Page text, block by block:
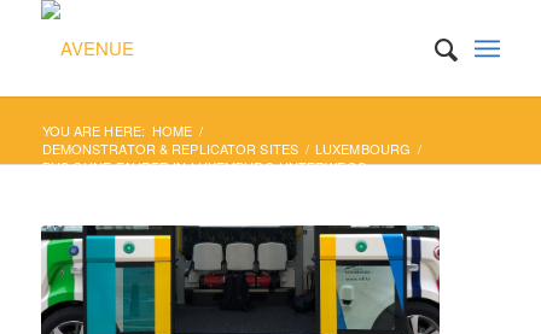
YOU ARE HERE: HOME /
DEMONSTRATOR & REPLICATOR SITES / LUXEMBOURG /
BUS OHNE FAHRER IN LUXEMBURG UNTERWEGS